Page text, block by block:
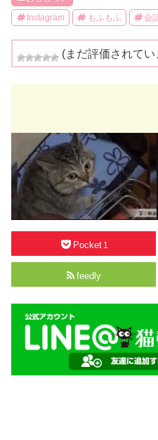
Instagram もふもふ 会
(まだ評価されて
Pocket 1
feedly